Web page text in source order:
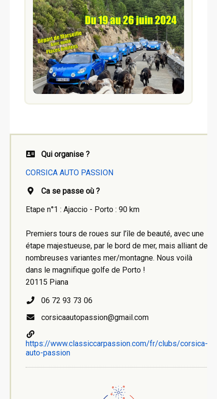
Qui organise ?
CORSICA AUTO PASSION
Ca se passe où ?
Etape n°1 : Ajaccio - Porto : 90 km
Premiers tours de roues sur l’île de beauté, avec une
étape majestueuse, par le bord de mer, mais alliant de
nombreuses variantes mer/montagne. Nous voilà
dans le magnifique golfe de Porto !
20115 Piana
06 72 93 73 06
corsicaautopassion@gmail.com
https://www.classiccarpassion.com/fr/clubs/corsica-
auto-passion